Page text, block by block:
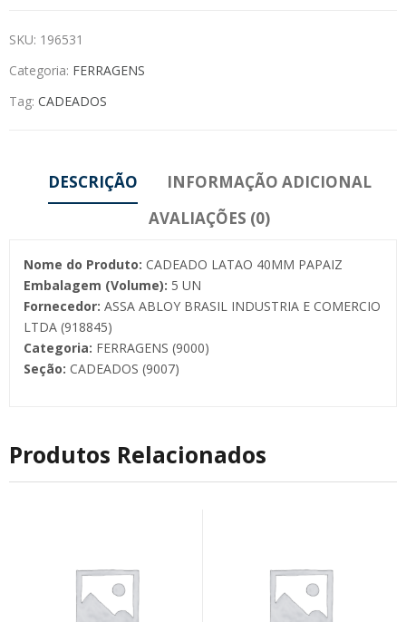
SKU: 196531
Categoria: FERRAGENS
Tag: CADEADOS
DESCRIÇÃO
INFORMAÇÃO ADICIONAL
AVALIAÇÕES (0)
Nome do Produto: CADEADO LATAO 40MM PAPAIZ
Embalagem (Volume): 5 UN
Fornecedor: ASSA ABLOY BRASIL INDUSTRIA E COMERCIO
LTDA (918845)
Categoria: FERRAGENS (9000)
Seção: CADEADOS (9007)
Produtos Relacionados